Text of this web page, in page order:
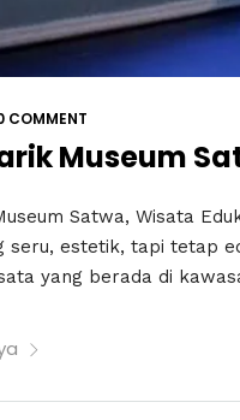
COMMENT
Museum
Satwa, Wisata
seru, estetik, tapi tetap
yang berada di